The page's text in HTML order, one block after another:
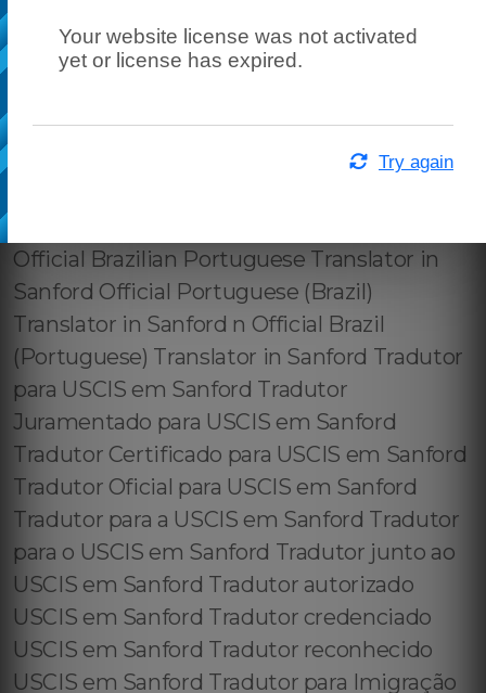
Your website license was not activated
yet or license has expired.
Try again